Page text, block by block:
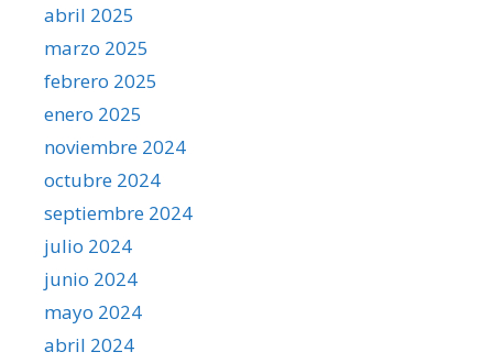
abril 2025
marzo 2025
febrero 2025
enero 2025
noviembre 2024
octubre 2024
septiembre 2024
julio 2024
junio 2024
mayo 2024
abril 2024